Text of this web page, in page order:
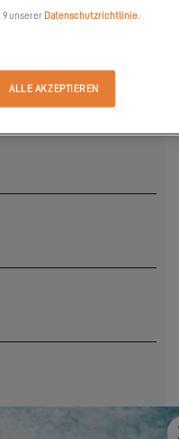
unserer Datenschutzrichtlinie
ALLE AKZEPTIEREN